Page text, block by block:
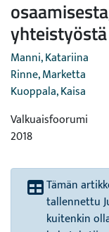
yhteistyöstä
Manni, Katariina
Rinne, Marketta
Kuoppala, Kaisa
Valkuaisfoorumi
2018
Tämän
tallennettu
kuitenkin